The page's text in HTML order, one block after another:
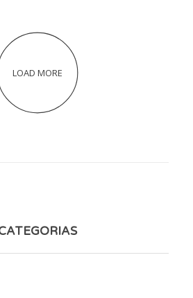
LOAD MORE